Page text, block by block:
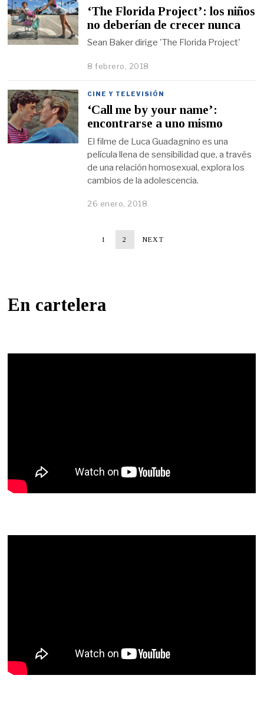
‘The Florida Project’: los niños
no deberían de crecer nunca
Sean Baker dirige 'The Florida Project'
8 febrero, 2018
CINE Y TELEVISIÓN
‘Call me by your name’:
encontrarse a uno mismo
El filme de Luca Guadagnino es una
película llena de sensibilidad que, a través
de una relación homosexual, explora los
cambios de la adolescencia.
26 enero, 2018
1 2 NEXT
En cartelera